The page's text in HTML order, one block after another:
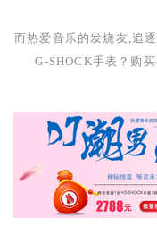
而热爱音乐的发烧友,追
G-SHOCK手表？购买